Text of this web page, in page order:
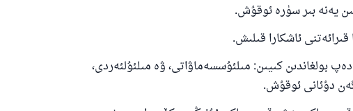
بولغاندىن كىيىن: مىلئۇسسەماۋاتى، ۋە مىلئۇلئەردى،
دۇئانى ئوقۇش.